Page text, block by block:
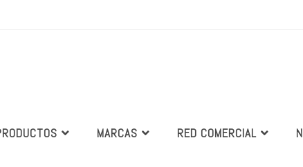
MARCAS RED COMERCIAL